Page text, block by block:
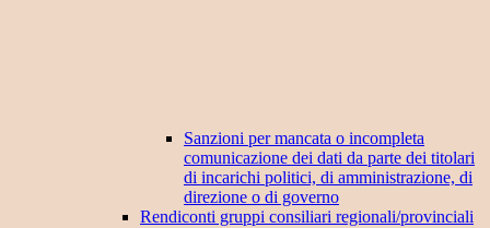
Sanzioni per mancata o incompleta
comunicazione dei dati da parte dei titolari
di incarichi politici, di amministrazione, di
direzione o di governo
Rendiconti gruppi consiliari regionali/provinciali